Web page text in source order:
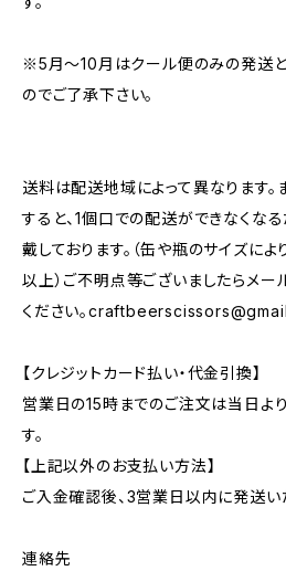
※5月～10月はクール便のみの発送と
のでご了承下さい。
送料は配送地域によって異なります
すると、1個口での配送ができなくな
戴しております。（缶や瓶のサイズに
以上）ご不明点等ございましたらメ
ください。
【クレジットカード払い・代金引換】
営業日の15時までのご注文は当日よ
す。
【上記以外のお支払い方法】
ご入金確認後、3営業日以内に発送い
連絡先